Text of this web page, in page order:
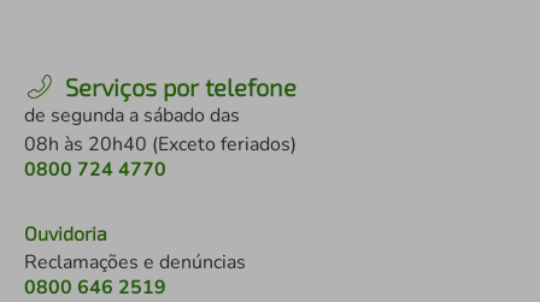
Serviços por telefone
de segunda a sábado das
08h às 20h40 (Exceto feriados)
0800 724 4770
Ouvidoria
Reclamações e denúncias
0800 646 2519